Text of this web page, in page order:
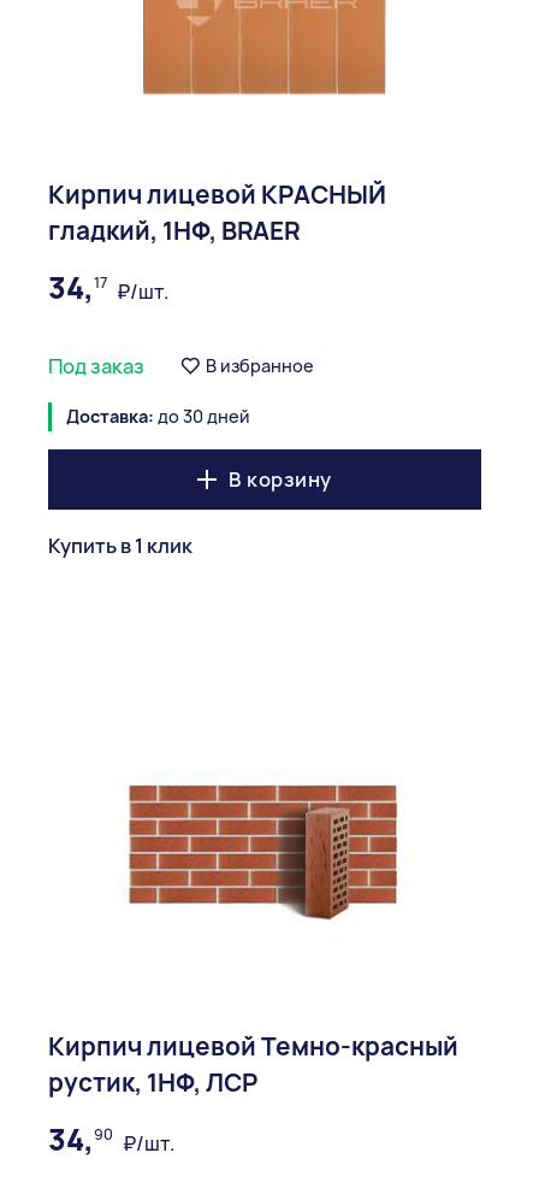
Кирпич лицевой КРАСНЫЙ
гладкий, 1НФ, BRAER
34,17 ₽/шт.
Под заказ В избранное
Доставка: до 30 дней
В корзину
Купить в 1 клик
Кирпич лицевой Темно-красный
рустик, 1НФ, ЛСР
34,90 ₽/шт.